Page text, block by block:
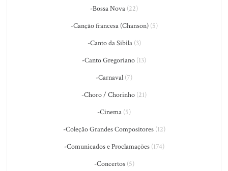
-Bossa Nova (22)
-Canção francesa (Chanson)(5)
-Canto da Sibila(3)
-Canto Gregoriano (13)
-Carnaval (7)
-Choro / Chorinho (21)
-Cinema (5)
-Coleção Grandes Compositores(12)
-Comunicados e Proclamações(174)
-Concertos(5)